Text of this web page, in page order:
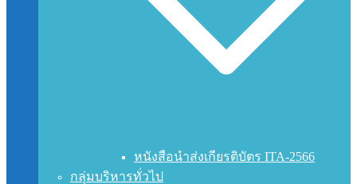
หนังสือนำส่งเกียรติบัตร ITA-2566
กลุ่มบริหารทั่วไป